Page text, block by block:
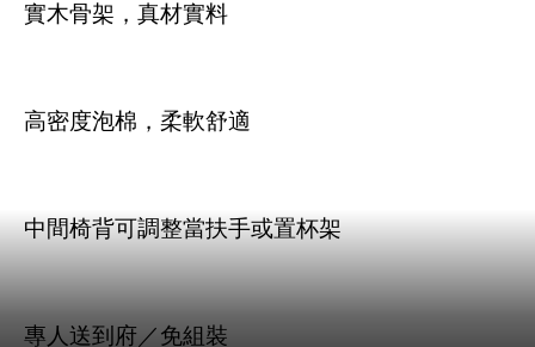
實木骨架，真材實料
高密度泡棉，柔軟舒適
中間椅背可調整當扶手或置杯架
專人送到府／免組裝